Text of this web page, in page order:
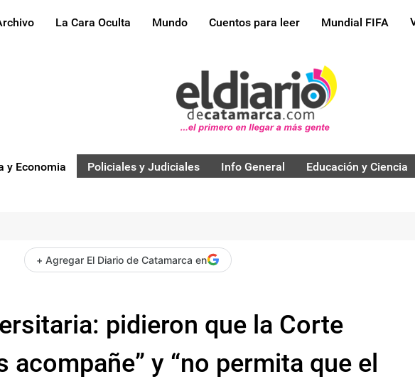
La Cara Oculta Mundo Cuentos para leer Mundial FIFA
y Economia Policiales y Judiciales Info General Educación y Ciencia
+ Agregar El Diario de Catamarca en
pidieron que la Corte
acompañe” y “no permita que el